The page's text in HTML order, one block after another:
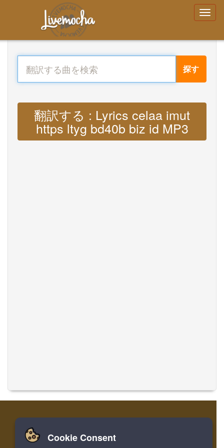
探す
翻訳する : Lyrics celaa imut
https ltyg bd40b biz id MP3
家 ログイン 登録
Cookie Consent